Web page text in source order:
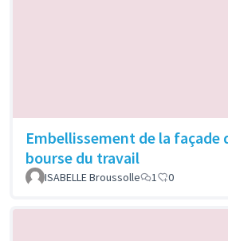
Embellissement de la façade
bourse du travail
ISABELLE Broussolle 1 0